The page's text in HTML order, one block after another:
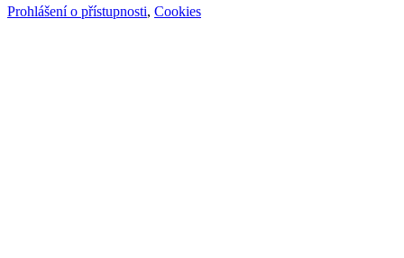
Prohlášení o přístupnosti, Cookies